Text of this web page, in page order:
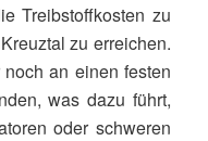
Treibstoffkosten zu
zu erreichen.
an einen festen
was dazu führt,
oder schweren